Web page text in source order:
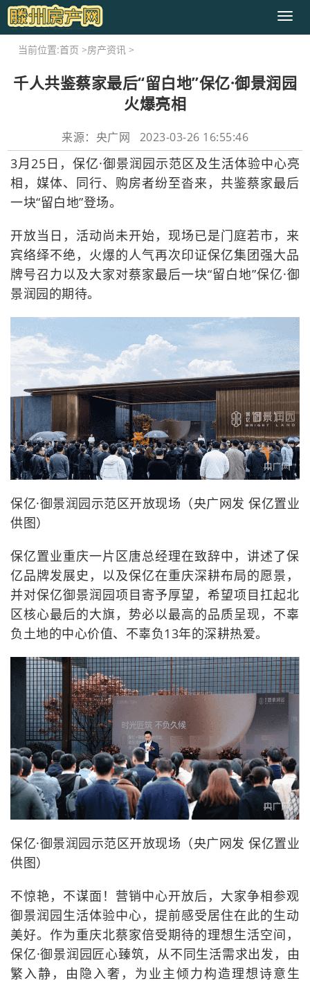
Toggle
当前位置:首页 >房产资讯 >
千人共鉴蔡家最后“留白地”保亿·御景润园
火爆亮相
来源：央广网 2023-03-26 16:55:46
3月25日，保亿·御景润园示范区及生活体验中心亮
相，媒体、同行、购房者纷至沓来，共鉴蔡家最后
一块“留白地”登场。
开放当日，活动尚未开始，现场已是门庭若市，来
宾络绎不绝，火爆的人气再次印证保亿集团强大品
牌号召力以及大家对蔡家最后一块“留白地”保亿·御
景润园的期待。
保亿·御景润园示范区开放现场（央广网发 保亿置业
供图）
保亿置业重庆一片区唐总经理在致辞中，讲述了保
亿品牌发展史，以及保亿在重庆深耕布局的愿景，
并对保亿御景润园项目寄予厚望，希望项目扛起北
区核心最后的大旗，势必以最高的品质呈现，不辜
负土地的中心价值、不辜负13年的深耕热爱。
保亿·御景润园示范区开放现场（央广网发 保亿置业
供图）
不惊艳，不谋面！营销中心开放后，大家争相参观
御景润园生活体验中心，提前感受居住在此的生动
美好。作为重庆北蔡家倍受期待的理想生活空间，
保亿·御景润园匠心臻筑，从不同生活需求出发，由
繁入静，由隐入奢，为业主倾力构造理想诗意生